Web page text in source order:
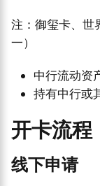
注：御玺卡、世
一）
中行流动资
持有中行或
开卡流程
线下申请